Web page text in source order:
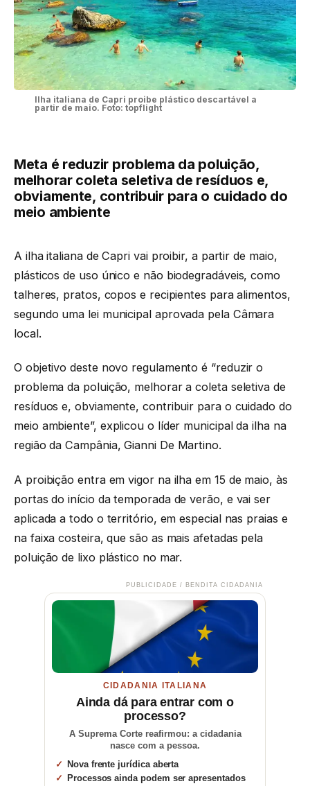
Ilha italiana de Capri proibe plástico descartável a
partir de maio. Foto: topflight
Meta é reduzir problema da poluição,
melhorar coleta seletiva de resíduos e,
obviamente, contribuir para o cuidado do
meio ambiente
A ilha italiana de Capri vai proibir, a partir de maio,
plásticos de uso único e não biodegradáveis, como
talheres, pratos, copos e recipientes para alimentos,
segundo uma lei municipal aprovada pela Câmara
local.
O objetivo deste novo regulamento é “reduzir o
problema da poluição, melhorar a coleta seletiva de
resíduos e, obviamente, contribuir para o cuidado do
meio ambiente”, explicou o líder municipal da ilha na
região da Campânia, Gianni De Martino.
A proibição entra em vigor na ilha em 15 de maio, às
portas do início da temporada de verão, e vai ser
aplicada a todo o território, em especial nas praias e
na faixa costeira, que são as mais afetadas pela
poluição de lixo plástico no mar.
PUBLICIDADE / BENDITA CIDADANIA
CIDADANIA ITALIANA
Ainda dá para entrar com o
processo?
A Suprema Corte reafirmou: a cidadania
nasce com a pessoa.
Nova frente jurídica aberta
Processos ainda podem ser apresentados